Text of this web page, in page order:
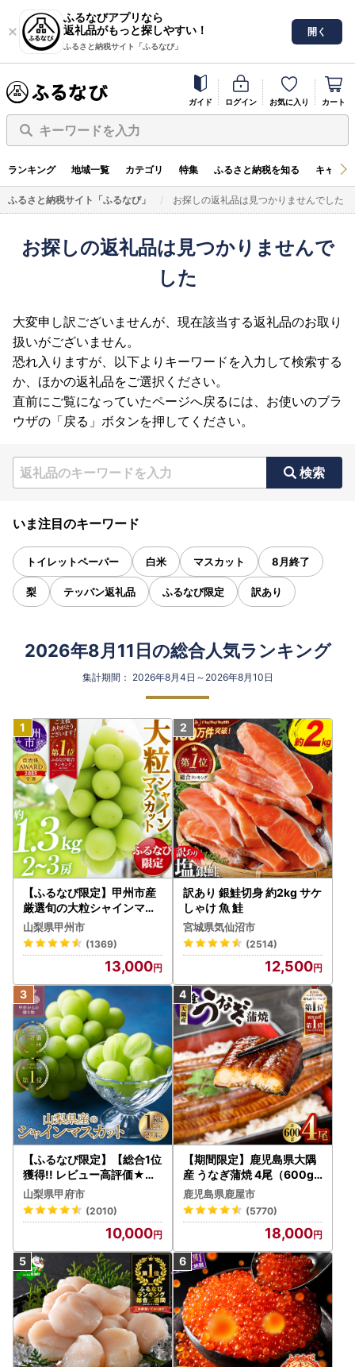
ふるなびアプリなら
返礼品がもっと探しやすい！
ふるさと納税サイト「ふるなび」
開く
ガイド ログイン お気に入り カート
キーワードを入力
ランキング 地域一覧 カテゴリ 特集 ふるさと納税を知る キャン
ふるさと納税サイト「ふるなび」 お探しの返礼品は見つかりませんでした
お探しの返礼品は見つかりませんで
した
大変申し訳ございませんが、現在該当する返礼品のお取り
扱いがございません。
恐れ入りますが、以下よりキーワードを入力して検索する
か、ほかの返礼品をご選択ください。
直前にご覧になっていたページへ戻るには、お使いのブラ
ウザの「戻る」ボタンを押してください。
検索
いま注目のキーワード
トイレットペーパー 白米 マスカット 8月終了
梨 テッパン返礼品 ふるなび限定 訳あり
2026年8月11日の総合人気ランキング
集計期間： 2026年8月4日～2026年8月10日
【ふるなび限定】甲州市産
厳選旬の大粒シャインマス
カット 約1.3kg 2～3房【2
026年発送】（MG）B12-
472 FN-Limited-VO シャ
インマスカット フルーツ
山梨県甲州市
(1369)
13,000
訳あり 銀鮭切身 約2kg サケ
しゃけ 魚 鮭
宮城県気仙沼市
(2514)
12,500
【ふるなび限定】【総合1位
獲得!! レビュー高評価★】
〈2026年度配送分〉山梨
県産 シャインマスカット 2
～3房（1.0kg以上）シャイ
ン フルーツ FN-Limited-S
P
山梨県甲府市
(2010)
10,000
【期間限定】鹿児島県大隅
産 うなぎ蒲焼 4尾（600g
） KN007-004-04-cp18
うなぎ 鰻 魚 惣菜 総菜
鹿児島県鹿屋市
(5770)
18,000